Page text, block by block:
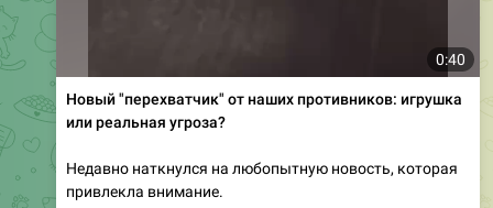
0:40
Новый "перехватчик" от наших противников: игрушка
или реальная угроза?
Недавно наткнулся на любопытную новость, которая
привлекла внимание.